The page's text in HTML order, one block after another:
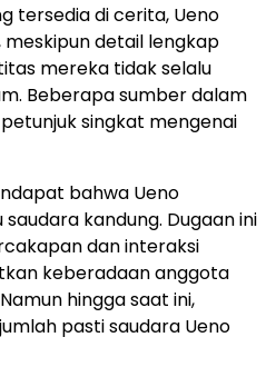
tersedia di cerita, Ueno
detail lengkap
mereka tidak selalu
Beberapa sumber dalam
singkat mengenai
bahwa Ueno
kandung. Dugaan ini
dan interaksi
keberadaan anggota
hingga saat ini,
pasti saudara Ueno